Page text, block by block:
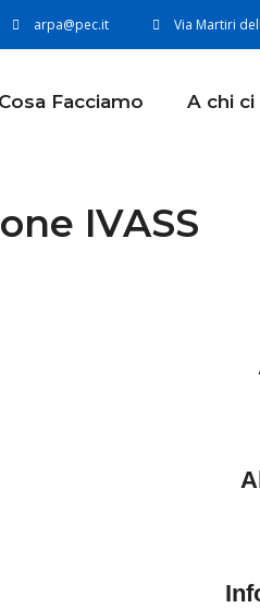
arpa@pec.it Via Martiri
Cosa Facciamo A chi
IVASS